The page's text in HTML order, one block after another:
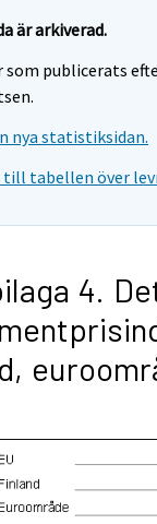
är arkiverad.
publicerats
nya statistiksidan.
till tabellen över
4.